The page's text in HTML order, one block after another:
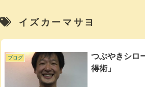
イズカーマサヨ
ブログ
つぶやきシロ
得術」